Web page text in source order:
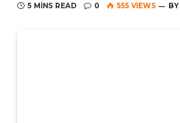
5 MINS READ 0 555 VIEWS BY